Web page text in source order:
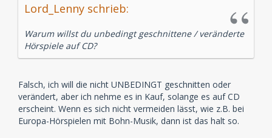
Lord_Lenny schrieb:
Warum willst du unbedingt geschnittene / veränderte
Hörspiele auf CD?
Falsch, ich will die nicht UNBEDINGT geschnitten oder
verändert, aber ich nehme es in Kauf, solange es auf CD
erscheint. Wenn es sich nicht vermeiden lässt, wie z.B. bei
Europa-Hörspielen mit Bohn-Musik, dann ist das halt so.